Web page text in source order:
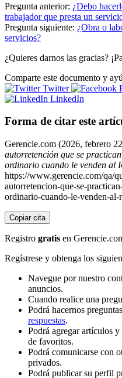
Pregunta anterior: ¿Debo
trabajador que presta un
Pregunta siguiente: ¿Obra o
servicios?
¿Quieres darnos las gracias?
Comparte este documento y
Twitter
LinkedIn
Forma de citar este
Gerencie.com (2026, febrero
autorretención que se
ordinario cuando le venden al
https://www.gerencie.com/qa/
autorretencion-que-se-
ordinario-cuando-le-venden-al-
Copiar cita
Registro gratis en
Regístrese y obtenga los
Navegue por nuestro
anuncios.
Cuando realice una
Podrá hacernos
respuestas.
Podrá agregar artículos
de favoritos.
Podrá comunicarse con
privados.
Podrá publicar su perfil